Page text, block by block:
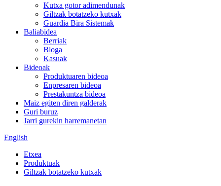
Kutxa gotor adimendunak
Giltzak botatzeko kutxak
Guardia Bira Sistemak
Baliabidea
Berriak
Bloga
Kasuak
Bideoak
Produktuaren bideoa
Enpresaren bideoa
Prestakuntza bideoa
Maiz egiten diren galderak
Guri buruz
Jarri gurekin harremanetan
English
Etxea
Produktuak
Giltzak botatzeko kutxak